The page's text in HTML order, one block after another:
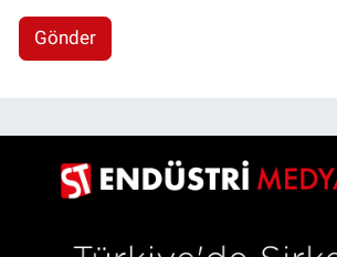
Gönder